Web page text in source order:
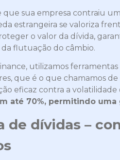
que sua empresa contraiu
estrangeira se valoriza
o valor da dívida,
flutuação do câmbio.
utilizamos
que é o que chamamos de
eficaz contra a volatilidade
até 70%, permitindo
de dívidas –